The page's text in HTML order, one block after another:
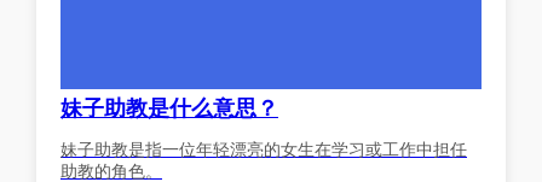
妹子助教是什么意思？
妹子助教是指一位年轻漂亮的女生在学习或工作中担任
助教的角色。